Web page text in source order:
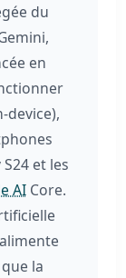
du
en
device),
et les
AI Core.
la